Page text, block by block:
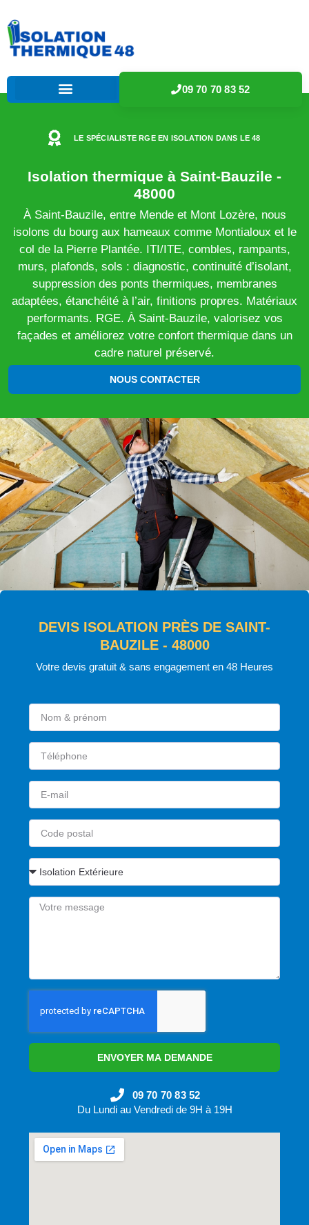
09 70 70 83 52
LE SPÉCIALISTE RGE EN ISOLATION DANS LE 48
Isolation thermique à Saint-Bauzile -
48000
À Saint-Bauzile, entre Mende et Mont Lozère, nous
isolons du bourg aux hameaux comme Montialoux et le
col de la Pierre Plantée. ITI/ITE, combles, rampants,
murs, plafonds, sols : diagnostic, continuité d’isolant,
suppression des ponts thermiques, membranes
adaptées, étanchéité à l’air, finitions propres. Matériaux
performants. RGE. À Saint-Bauzile, valorisez vos
façades et améliorez votre confort thermique dans un
cadre naturel préservé.
NOUS CONTACTER
DEVIS ISOLATION PRÈS DE SAINT-
BAUZILE - 48000
Votre devis gratuit & sans engagement en 48 Heures
ENVOYER MA DEMANDE
09 70 70 83 52
Du Lundi au Vendredi de 9H à 19H